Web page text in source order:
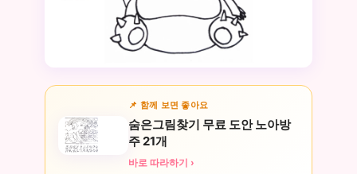
📌 함께 보면 좋아요
숨은그림찾기 무료 도안 노아방
주 21개
바로 따라하기 ›